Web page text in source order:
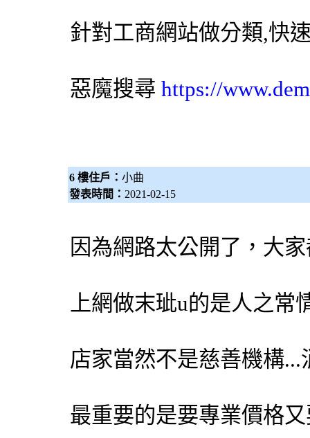
針對工商網站做分類,快
惡魔搜尋 https://
6 樓住戶： 小曲
發表時間： 2021-02-15
因為網路太公開了，大
上網做末玼u的是人之常
店家當然不是慈善機構
最重要的是要專業價格